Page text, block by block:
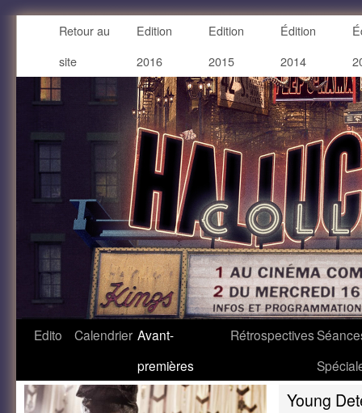
Retour au
site
Edition
2016
Edition
2015
Édition
2014
Edito Calendrier Avant-
premières
Rétrospectives
Young